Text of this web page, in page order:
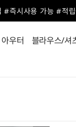
#즉시사용 가능 #적
아우터 블라우스/셔